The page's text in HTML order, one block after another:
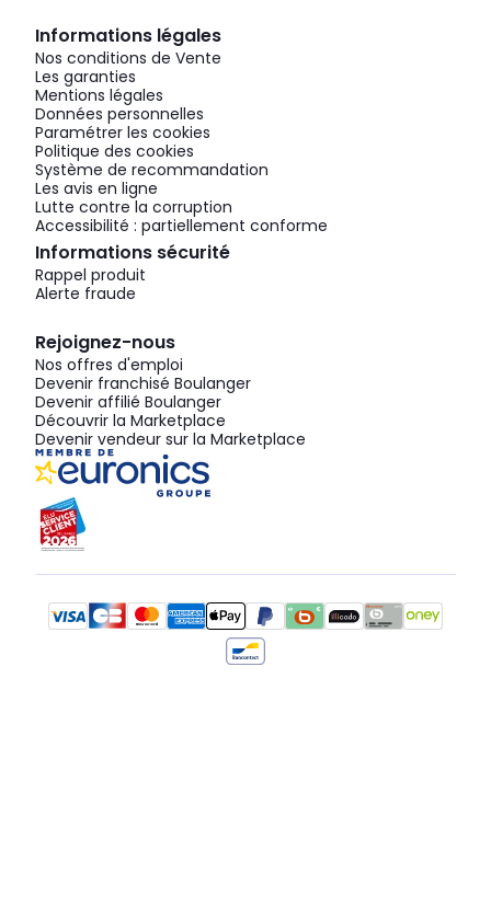
Informations légales
Nos conditions de Vente
Les garanties
Mentions légales
Données personnelles
Paramétrer les cookies
Politique des cookies
Système de recommandation
Les avis en ligne
Lutte contre la corruption
Accessibilité : partiellement conforme
Informations sécurité
Rappel produit
Alerte fraude
Rejoignez-nous
Nos offres d'emploi
Devenir franchisé Boulanger
Devenir affilié Boulanger
Découvrir la Marketplace
Devenir vendeur sur la Marketplace